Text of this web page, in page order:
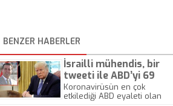
BENZER HABERLER
İsrailli mühendis, bir
tweeti ile ABD’yi 69
milyon dolar dolandırdı
Koronavirüsün en çok
etkilediği ABD eyaleti olan